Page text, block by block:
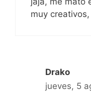
muy
Drako
jueves, 5